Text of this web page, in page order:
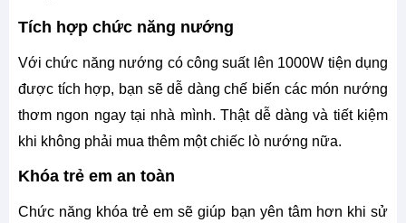
Tích hợp chức năng nướng
Với chức năng nướng có công suất lên 1000W tiện dụng
được tích hợp, bạn sẽ dễ dàng chế biến các món nướng
thơm ngon ngay tại nhà mình. Thật dễ dàng và tiết kiệm
khi không phải mua thêm một chiếc lò nướng nữa.
Khóa trẻ em an toàn
Chức năng khóa trẻ em sẽ giúp bạn yên tâm hơn khi sử